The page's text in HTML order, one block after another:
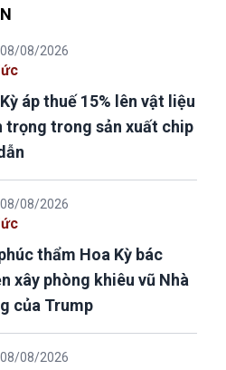
08/2026
áp thuế 15% lên vật liệu
trọng trong sản xuất chip
08/2026
thẩm Hoa Kỳ bác
xây phòng khiêu vũ Nhà
của Trump
08/2026